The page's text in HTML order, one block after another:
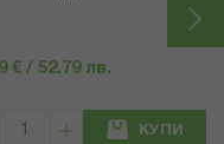
€ / 52.79 лв.
КУПИ